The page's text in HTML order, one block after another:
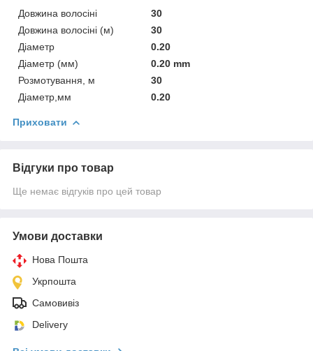
Довжина волосіні
30
Довжина волосіні (м)
30
Діаметр
0.20
Діаметр (мм)
0.20 mm
Розмотування, м
30
Діаметр,мм
0.20
Приховати
Відгуки про товар
Ще немає відгуків про цей товар
Умови доставки
Нова Пошта
Укрпошта
Самовивіз
Delivery